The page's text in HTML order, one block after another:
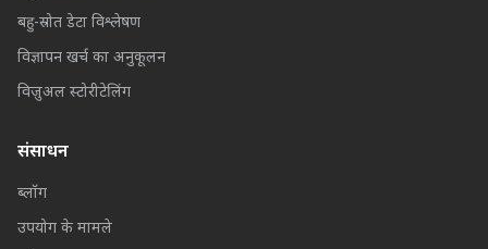
बहु-स्रोत डेटा विश्लेषण
विज्ञापन खर्च का अनुकूलन
विज़ुअल स्टोरीटेलिंग
संसाधन
ब्लॉग
उपयोग के मामले